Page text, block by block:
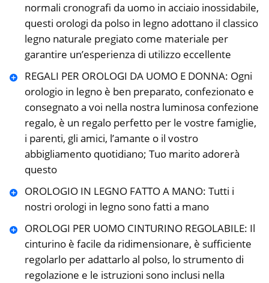
normali cronografi da uomo in acciaio inossidabile,
questi orologi da polso in legno adottano il classico
legno naturale pregiato come materiale per
garantire un’esperienza di utilizzo eccellente
REGALI PER OROLOGI DA UOMO E DONNA: Ogni
orologio in legno è ben preparato, confezionato e
consegnato a voi nella nostra luminosa confezione
regalo, è un regalo perfetto per le vostre famiglie,
i parenti, gli amici, l’amante o il vostro
abbigliamento quotidiano; Tuo marito adorerà
questo
OROLOGIO IN LEGNO FATTO A MANO: Tutti i
nostri orologi in legno sono fatti a mano
OROLOGI PER UOMO CINTURINO REGOLABILE: Il
cinturino è facile da ridimensionare, è sufficiente
regolarlo per adattarlo al polso, lo strumento di
regolazione e le istruzioni sono inclusi nella